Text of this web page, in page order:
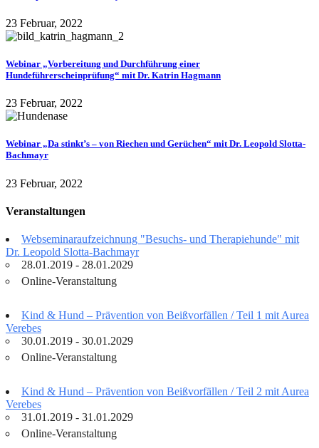
23 Februar, 2022
Webinar „Vorbereitung und Durchführung einer
Hundeführerscheinprüfung“ mit Dr. Katrin Hagmann
23 Februar, 2022
Webinar „Da stinkt’s – von Riechen und Gerüchen“ mit Dr. Leopold Slotta-
Bachmayr
23 Februar, 2022
Veranstaltungen
Webseminaraufzeichnung "Besuchs- und Therapiehunde" mit
Dr. Leopold Slotta-Bachmayr
28.01.2019 - 28.01.2029
Online-Veranstaltung
Kind & Hund – Prävention von Beißvorfällen / Teil 1 mit Aurea
Verebes
30.01.2019 - 30.01.2029
Online-Veranstaltung
Kind & Hund – Prävention von Beißvorfällen / Teil 2 mit Aurea
Verebes
31.01.2019 - 31.01.2029
Online-Veranstaltung